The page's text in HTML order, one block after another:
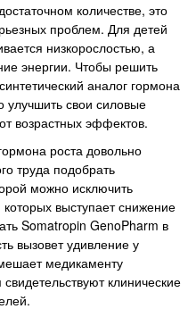
количестве, это
проблем. Для детей
низкорослостью, а
энергии. Чтобы решить
аналог гормона
свои силовые
возрастных эффектов.
роста довольно
труда подобрать
можно исключить
выступает снижение
Somatropin GenoPharm в
вызовет удивление у
медикаменту
клинические